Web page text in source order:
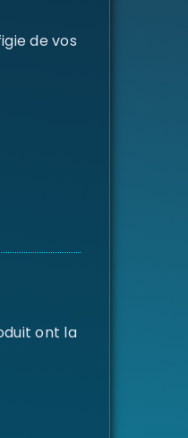
de vos
ont la